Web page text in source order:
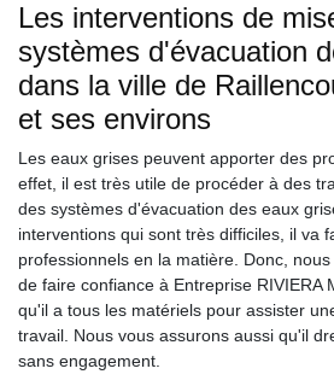
Les interventions de
systèmes d'évacuation
dans la ville de
et ses environs
Les eaux grises peuvent apporter des
effet, il est très utile de procéder à des
des systèmes d'évacuation des eaux
interventions qui sont très difficiles, il va
professionnels en la matière. Donc,
de faire confiance à Entreprise RIVIERA
qu'il a tous les matériels pour assister
travail. Nous vous assurons aussi qu'il
sans engagement.